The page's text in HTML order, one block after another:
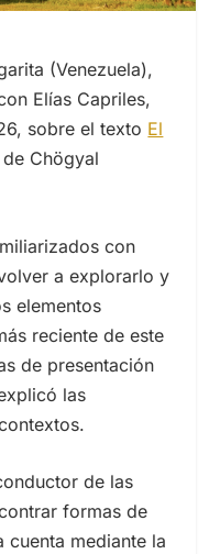
(Venezuela),
Elías Capriles,
sobre el texto El
de Chögyal
con
a explorarlo y
elementos
reciente de este
de presentación
las
de las
formas de
cuenta mediante la